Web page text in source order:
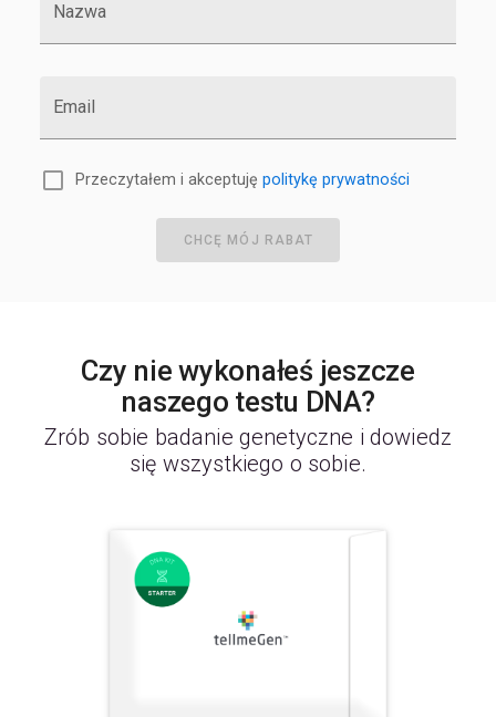
Nazwa
Email
Przeczytałem i akceptuję politykę prywatności
CHCĘ MÓJ RABAT
Czy nie wykonałeś jeszcze
naszego testu DNA?
Zrób sobie badanie genetyczne i dowiedz
się wszystkiego o sobie.